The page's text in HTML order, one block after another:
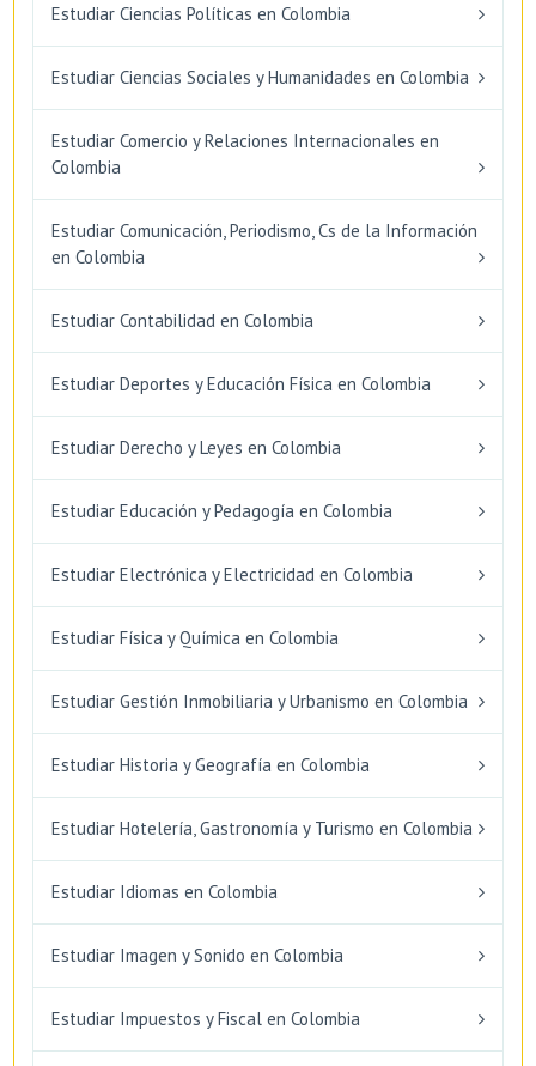
Estudiar Ciencias Políticas en Colombia
Estudiar Ciencias Sociales y Humanidades en Colombia
Estudiar Comercio y Relaciones Internacionales en
Colombia
Estudiar Comunicación, Periodismo, Cs de la Información
en Colombia
Estudiar Contabilidad en Colombia
Estudiar Deportes y Educación Física en Colombia
Estudiar Derecho y Leyes en Colombia
Estudiar Educación y Pedagogía en Colombia
Estudiar Electrónica y Electricidad en Colombia
Estudiar Física y Química en Colombia
Estudiar Gestión Inmobiliaria y Urbanismo en Colombia
Estudiar Historia y Geografía en Colombia
Estudiar Hotelería, Gastronomía y Turismo en Colombia
Estudiar Idiomas en Colombia
Estudiar Imagen y Sonido en Colombia
Estudiar Impuestos y Fiscal en Colombia